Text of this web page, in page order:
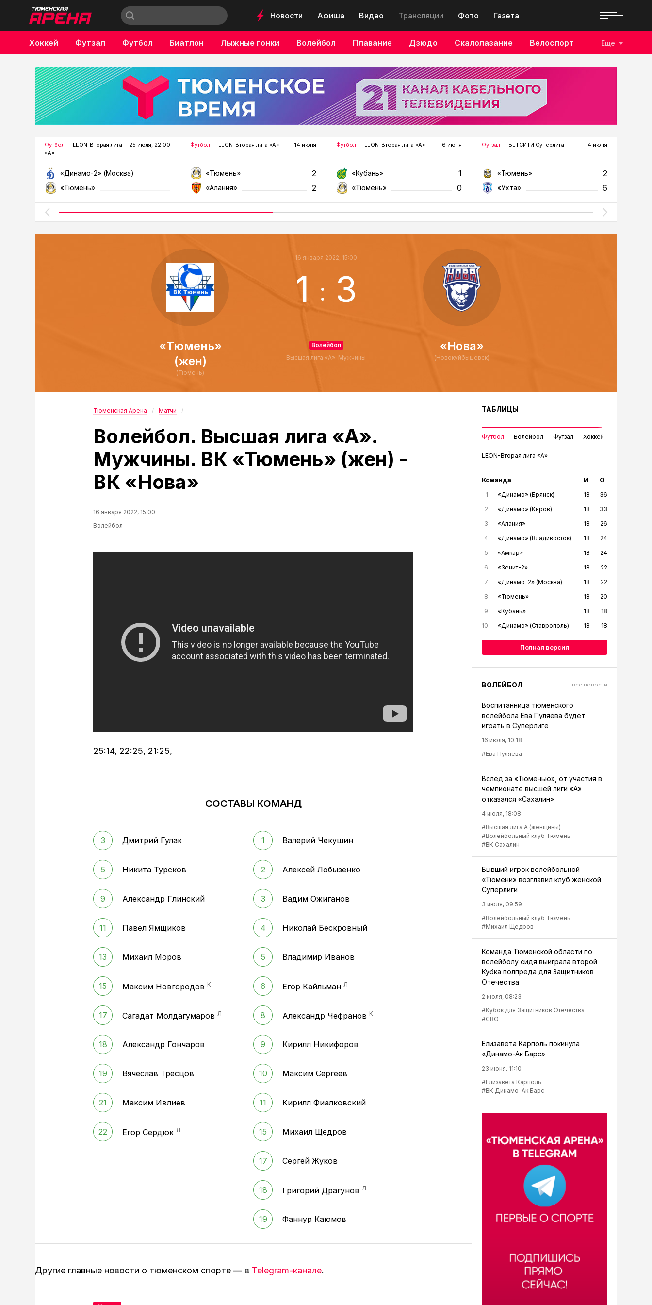
Новости Афиша Видео Трансляции Фото Газета
Хоккей Футзал Футбол Биатлон Лыжные гонки Волейбол Плавание Дзюдо Скалолазание Велоспорт
Бокс
Еще
Футбол — LEON-Вторая лига
«А»
25 июля, 22:00
«Динамо-2» (Москва)
«Тюмень»
Футбол — LEON-Вторая лига «А» 14 июня
«Тюмень» 2
«Алания» 2
Футбол — LEON-Вторая лига «А» 6 июня
«Кубань» 1
«Тюмень» 0
Футзал — БЕТСИТИ Суперлига 4 июня
«Тюмень» 2
«Ухта» 6
«Тюмень»
(жен)
(Тюмень)
16 января 2022, 15:00
1 : 3
Волейбол
Высшая лига «А». Мужчины
«Нова»
(Новокуйбышевск)
Тюменская Арена Матчи
Волейбол. Высшая лига «А».
Мужчины. ВК «Тюмень» (жен) -
ВК «Нова»
16 января 2022, 15:00
Волейбол
25:14, 22:25, 21:25,
СОСТАВЫ КОМАНД
3 Дмитрий Гулак
5 Никита Турсков
9 Александр Глинский
11 Павел Ямщиков
13 Михаил Моров
15 Максим Новгородов К
17 Сагадат Молдагумаров Л
18 Александр Гончаров
19 Вячеслав Тресцов
21 Максим Ивлиев
22 Егор Сердюк Л
1 Валерий Чекушин
2 Алексей Лобызенко
3 Вадим Ожиганов
4 Николай Бескровный
5 Владимир Иванов
6 Егор Кайльман Л
8 Александр Чефранов К
9 Кирилл Никифоров
10 Максим Сергеев
11 Кирилл Фиалковский
15 Михаил Щедров
17 Сергей Жуков
18 Григорий Драгунов Л
19 Фаннур Каюмов
Другие главные новости о тюменском спорте — в Telegram-канале.
ТАБЛИЦЫ
Футбол Волейбол Футзал Хоккей
LEON-Вторая лига «А»
Команда И О
1 «Динамо» (Брянск) 18
36
2
«Динамо» (Киров) 18
33
3
«Алания» 18
26
4
«Динамо» (Владивосток) 18
24
5
«Амкар» 18
24
6
«Зенит-2» 18
22
7
«Динамо-2» (Москва) 18
22
8
«Тюмень» 18
20
9
«Кубань» 18
18
10
«Динамо» (Ставрополь) 18 18
Полная версия
ВОЛЕЙБОЛ все новости
Воспитанница тюменского
волейбола Ева Пуляева будет
играть в Суперлиге
16 июля, 10:18
#Ева Пуляева
Вслед за «Тюменью», от участия в
чемпионате высшей лиги «А»
отказался «Сахалин»
4 июля, 18:08
#Высшая лига А (женщины)
#Волейбольный клуб Тюмень
#ВК Сахалин
Бывший игрок волейбольной
«Тюмени» возглавил клуб женской
Суперлиги
3 июля, 09:59
#Волейбольный клуб Тюмень
#Михаил Щедров
Команда Тюменской области по
волейболу сидя выиграла второй
Кубка полпреда для Защитников
Отечества
2 июля, 08:23
#Кубок для Защитников Отечества
#СВО
Елизавета Карполь покинула
«Динамо-Ак Барс»
23 июня, 11:10
#Елизавета Карполь
#ВК Динамо-Ак Барс